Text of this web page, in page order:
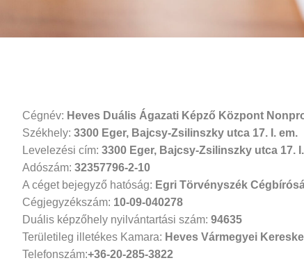
Cégnév: Heves Duális Ágazati Képző Központ
Székhely: 3300 Eger, Bajcsy-Zsilinszky utca 17. I. em.
Levelezési cím: 3300 Eger, Bajcsy-Zsilinszky utca 17.
Adószám: 32357796-2-10
A céget bejegyző hatóság: Egri Törvényszék
Cégjegyzékszám: 10-09-040278
Duális képzőhely nyilvántartási szám: 94635
Területileg illetékes Kamara: Heves Vármegyei
Telefonszám:+36-20-285-3822